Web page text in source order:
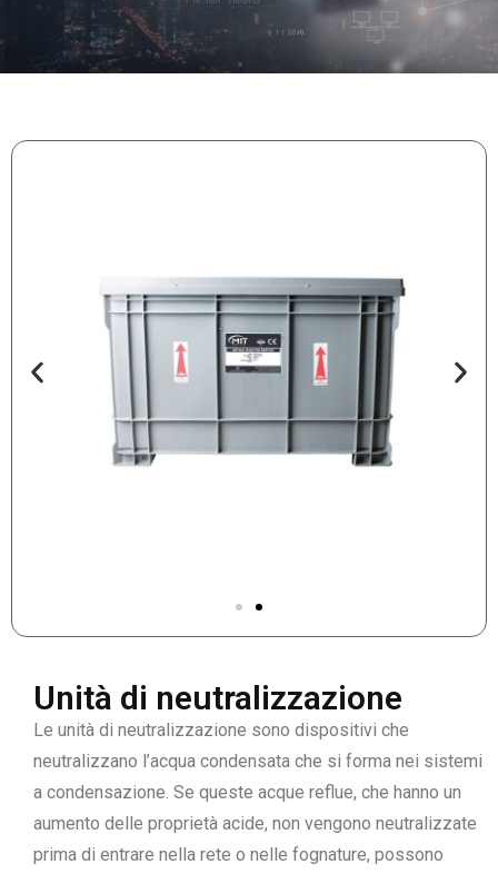
Unità di neutralizzazione
Le unità di neutralizzazione sono dispositivi che
neutralizzano l’acqua condensata che si forma nei sistemi
a condensazione. Se queste acque reflue, che hanno un
aumento delle proprietà acide, non vengono neutralizzate
prima di entrare nella rete o nelle fognature, possono